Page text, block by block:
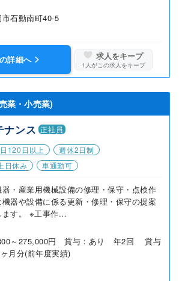
石動南町40-5
詳細へ 求人をキープ
1 人がこの求人をキープ
業・小売業)
ナンス 正社員
120日以上
週休2日制
日休み 車通勤可
・産業用機械設備の修理・保守・点検作
器や設備に係る更新・修理・保守の提案
ます。 ※工事作...
～275,000円 賞与：あり 年2回 賞与
月分(前年度実績)